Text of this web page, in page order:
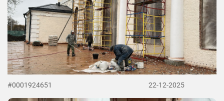
#0001924651 22-12-2025